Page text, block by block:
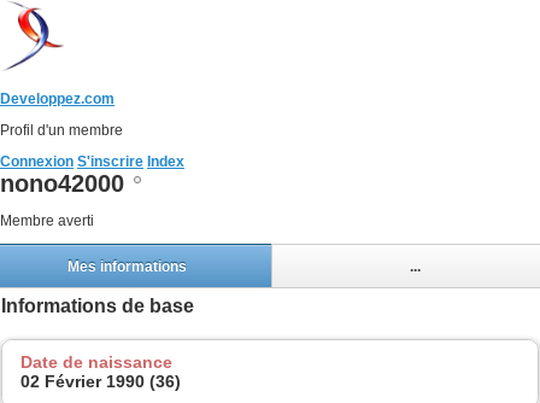
Developpez.com
Profil d'un membre
Connexion S'inscrire Index
nono42000
Membre averti
Mes informations ...
Informations de base
Date de naissance
02 Février 1990 (36)